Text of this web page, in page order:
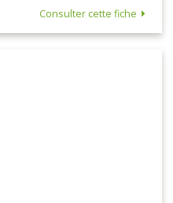
Consulter cette fiche